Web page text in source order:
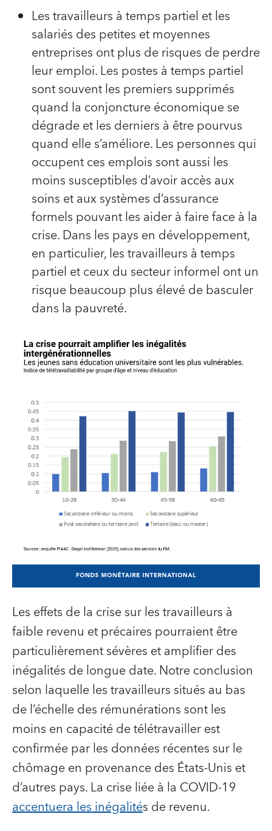
Les travailleurs à temps partiel et les
salariés des petites et moyennes
entreprises ont plus de risques de perdre
leur emploi. Les postes à temps partiel
sont souvent les premiers supprimés
quand la conjoncture économique se
dégrade et les derniers à être pourvus
quand elle s’améliore. Les personnes qui
occupent ces emplois sont aussi les
moins susceptibles d’avoir accès aux
soins et aux systèmes d’assurance
formels pouvant les aider à faire face à la
crise. Dans les pays en développement,
en particulier, les travailleurs à temps
partiel et ceux du secteur informel ont un
risque beaucoup plus élevé de basculer
dans la pauvreté.
Les effets de la crise sur les travailleurs à
faible revenu et précaires pourraient être
particulièrement sévères et amplifier des
inégalités de longue date. Notre conclusion
selon laquelle les travailleurs situés au bas
de l’échelle des rémunérations sont les
moins en capacité de télétravailler est
confirmée par les données récentes sur le
chômage en provenance des États-Unis et
d’autres pays. La crise liée à la COVID-19
accentuera les inégalités de revenu.